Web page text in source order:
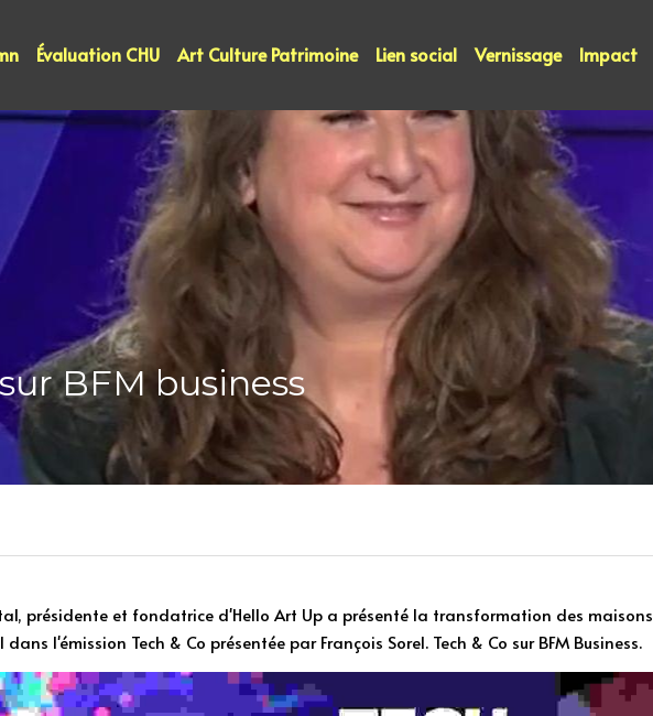
Évaluation CHU Art Culture Patrimoine Lien social Vernissage Impact
BFM business
présidente et fondatrice d'Hello Art Up a présenté la transformation des maisons
l'émission Tech & Co présentée par François Sorel. Tech & Co sur BFM Business.